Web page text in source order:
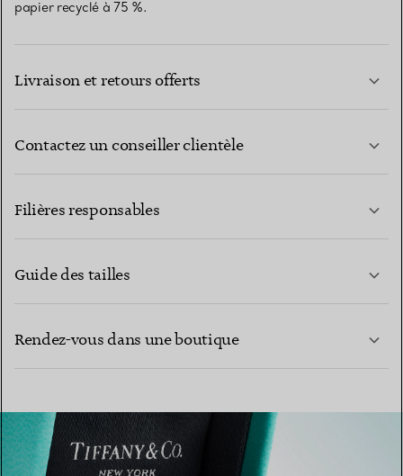
papier recyclé à 75 %.
Livraison et retours offerts
Contactez un conseiller clientèle
Filières responsables
Guide des tailles
Rendez-vous dans une boutique
TROUVEZ LA BOUTIQUE LA PLUS PROCHE